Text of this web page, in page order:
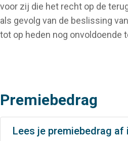
voor zij die het recht op de
als gevolg van de beslissing
tot op heden nog onvoldoende
Premiebedrag
Lees je premiebedrag af